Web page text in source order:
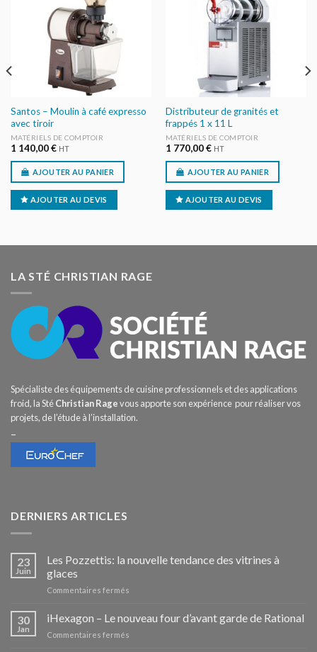
Santos – Moulin à café expresso
avec tiroir
MATÉRIELS DE COMPTOIR
1 140,00€ HT
AJOUTER AU PANIER
AJOUTER AU DEVIS
Distributeur de granités et
frappés 1 x 11 L
MATÉRIELS DE COMPTOIR
1 770,00€ HT
AJOUTER AU PANIER
AJOUTER AU DEVIS
LA STÉ CHRISTIAN RAGE
Spécialiste des équipements de cuisine professionnels et des applications
froid, la StéChristian Ragevous apporte son expérience pour réaliser vos
projets, de l’étude à l’installation.
–
DERNIERS ARTICLES
23
Juin
Les Pozzettis: la nouvelle tendance des vitrines à
glaces
Commentaires fermés
Pozzettis:
la
30
Jan
iHexagon – Le nouveau four d’avant garde de Rational
Commentaires fermés